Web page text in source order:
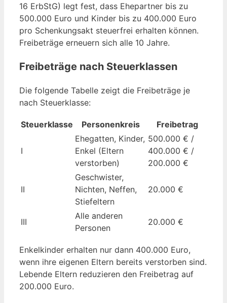
16 ErbStG) legt fest, dass Ehepartner bis zu
500.000 Euro und Kinder bis zu 400.000 Euro
pro Schenkungsakt steuerfrei erhalten können.
Freibeträge erneuern sich alle 10 Jahre.
Freibeträge nach Steuerklassen
Die folgende Tabelle zeigt die Freibeträge je
nach Steuerklasse:
Steuerklasse Personenkreis Freibetrag
I
Ehegatten, Kinder,
Enkel (Eltern
verstorben)
500.000 € /
400.000 € /
200.000 €
II
Geschwister,
Nichten, Neffen,
Stiefeltern
20.000 €
III
Alle anderen
Personen
20.000 €
Enkelkinder erhalten nur dann 400.000 Euro,
wenn ihre eigenen Eltern bereits verstorben sind.
Lebende Eltern reduzieren den Freibetrag auf
200.000 Euro.